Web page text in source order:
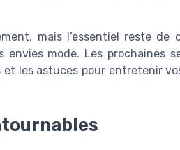
mais l’essentiel reste
envies mode. Les prochaines
les astuces pour entretenir